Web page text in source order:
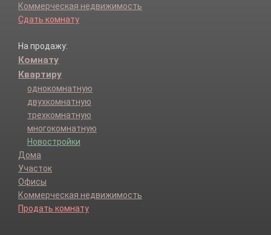
Коммерческая недвижимость
Сдать комнату
На продажу:
Комнату
Квартиру
однокомнатную
двухкомнатную
трехкомнатную
многокомнатную
Новостройки
Дома
Участок
Офисы
Коммерческая недвижимость
Продать комнату